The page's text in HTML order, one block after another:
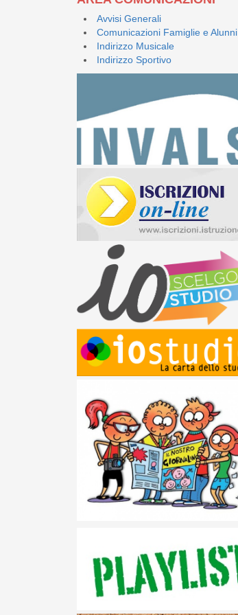
Avvisi Generali
Comunicazioni Famiglie e Alunni
Indirizzo Musicale
Indirizzo Sportivo